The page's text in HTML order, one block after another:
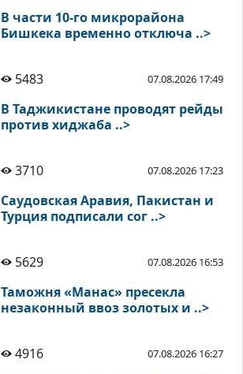
В части 10-го микрорайона
Бишкека временно отключа ..>
5483 07.08.2026 17:49
В Таджикистане проводят рейды
против хиджаба ..>
3710 07.08.2026 17:23
Саудовская Аравия, Пакистан и
Турция подписали сог ..>
5629 07.08.2026 16:53
Таможня «Манас» пресекла
незаконный ввоз золотых и ..>
4916 07.08.2026 16:27